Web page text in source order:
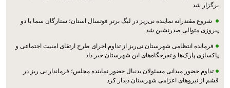
برگزار شد
شروع مقتدرانه نماینده نی‌ریز در لیگ برتر فوتسال استان؛ ستارگان سما با دو
پیروزی متوالی صدرنشین شد
فرمانده انتظامی شهرستان نی‌ریز از تداوم اجرای طرح ارتقای امنیت اجتماعی و
پاکسازی پارک‌ها و تفرجگاه‌های این شهرستان خبر داد
تداوم حضور میدانی مسئولان بدنبال حضور نماینده مجلس؛ فرماندار نی ریز در
قشم از نیروهای اعزامی شهرستان دیدار کرد